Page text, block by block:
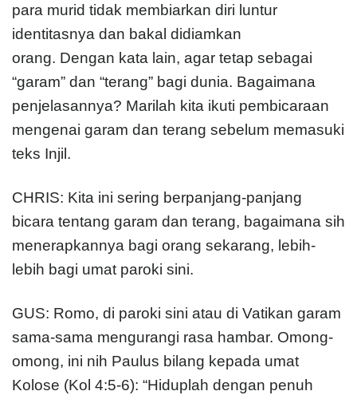
para murid tidak membiarkan diri luntur
identitasnya dan bakal didiamkan
orang. Dengan kata lain, agar tetap sebagai
“garam” dan “terang” bagi dunia. Bagaimana
penjelasannya? Marilah kita ikuti pembicaraan
mengenai garam dan terang sebelum memasuki
teks Injil.
CHRIS: Kita ini sering berpanjang-panjang
bicara tentang garam dan terang, bagaimana sih
menerapkannya bagi orang sekarang, lebih-
lebih bagi umat paroki sini.
GUS: Romo, di paroki sini atau di Vatikan garam
sama-sama mengurangi rasa hambar. Omong-
omong, ini nih Paulus bilang kepada umat
Kolose (Kol 4:5-6): “Hiduplah dengan penuh